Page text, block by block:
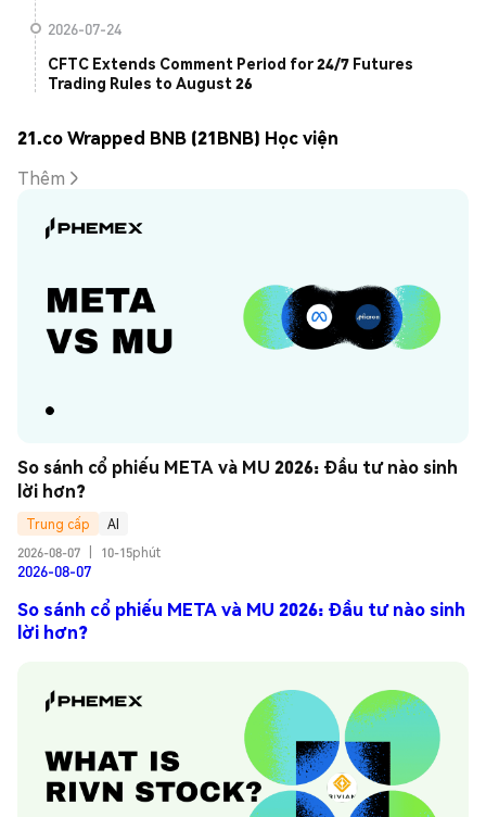
2026-07-24
CFTC Extends Comment Period for 24/7 Futures
Trading Rules to August 26
21.co Wrapped BNB (21BNB) Học viện
Thêm
So sánh cổ phiếu META và MU 2026: Đầu tư nào sinh
lời hơn?
Trung cấp
AI
2026-08-07
10-15phút
2026-08-07
So sánh cổ phiếu META và MU 2026: Đầu tư nào sinh
lời hơn?